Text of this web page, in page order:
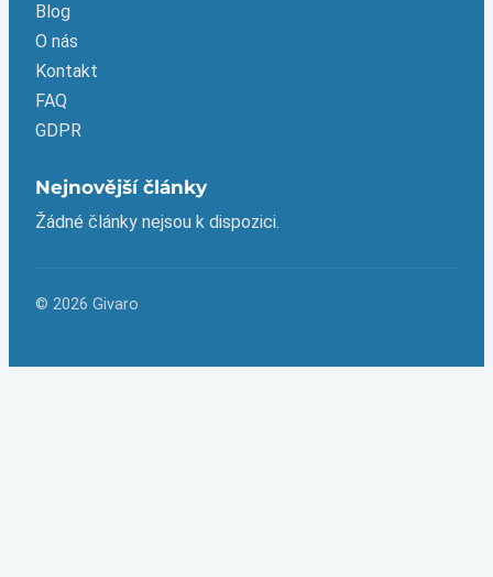
Blog
O nás
Kontakt
FAQ
GDPR
Nejnovější články
Žádné články nejsou k dispozici.
© 2026 Givaro